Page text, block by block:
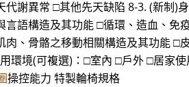
代謝異常 □其他先天缺陷 8-3. (新制)
言語構造及其功能 □循環、造血、免
肉、骨骼之移動相關構造及其功能 □
環境(可複選)：□室內 □戶外 □居家
操控能力 特製輪椅規格